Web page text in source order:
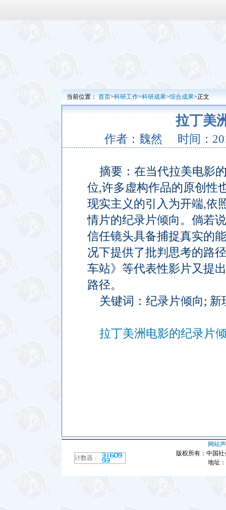
当前位置： 首页>科研工作>科研成果>综合成果>正文
拉丁美
作者：魏然 时间：
摘要：在当代拉美电影
位,许多虚构作品的原创性
现实主义的引入为开端,依
情片的纪录片倾向。倘若
信任镜头具备捕捉真实的
况下提供了批判思考的路径
车站》等代表性影片又提
路径。
关键词：纪录片倾向; 新
拉丁美洲电影的纪录片
计数器：
网站
版权所有：中国
地址